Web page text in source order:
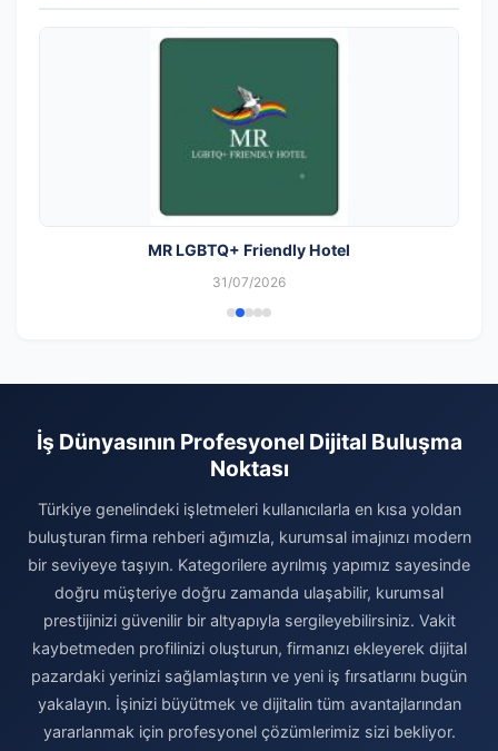
MR LGBTQ+ Friendly Hotel
31/07/2026
İş Dünyasının Profesyonel Dijital Buluşma
Noktası
Türkiye genelindeki işletmeleri kullanıcılarla en kısa yoldan
buluşturan firma rehberi ağımızla, kurumsal imajınızı modern
bir seviyeye taşıyın. Kategorilere ayrılmış yapımız sayesinde
doğru müşteriye doğru zamanda ulaşabilir, kurumsal
prestijinizi güvenilir bir altyapıyla sergileyebilirsiniz. Vakit
kaybetmeden profilinizi oluşturun, firmanızı ekleyerek dijital
pazardaki yerinizi sağlamlaştırın ve yeni iş fırsatlarını bugün
yakalayın. İşinizi büyütmek ve dijitalin tüm avantajlarından
yararlanmak için profesyonel çözümlerimiz sizi bekliyor.